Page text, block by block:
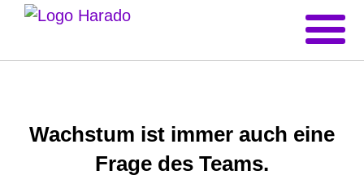
Wachstum ist immer auch eine
Frage des Teams.